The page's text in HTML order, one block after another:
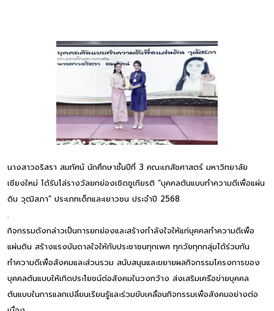
นางสาวอริสรา สมทัศน์ นักศึกษาชั้นปีที่ 3 คณะเภสัชศาสตร์ มหาวิทยาลัย
เชียงใหม่ ได้รับโล่รางวัลยกย่องเชิดชูเกียรติ “บุคคลต้นแบบทำความดีเพื่อแผ่น
ดิน วุฒิสภา” ประเภทเด็กและเยาวชน ประจำปี 2568
.
กิจกรรมดังกล่าวเป็นการยกย่องและสร้างกำลังใจให้แก่บุคคลทำความดีเพื่อ
แผ่นดิน สร้างแรงบันดาลใจให้กับประชาชนทุกเพศ ทุกวัยทุกกลุ่มได้ร่วมกัน
ทำความดีเพื่อสังคมและส่วนรวม สนับสนุนและขยายผลกิจกรรมโครงการของ
บุคคลต้นแบบให้เกิดประโยชน์ต่อสังคมในวงกว้าง ส่งเสริมเครือข่ายบุคคล
ต้นแบบในการแลกเปลี่ยนเรียนรู้และร่วมขับเคลื่อนกิจกรรมเพื่อสังคมอย่างต่อ